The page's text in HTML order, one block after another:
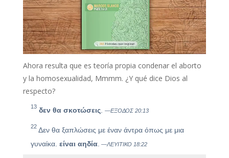
Ahora resulta que es teoría propia condenar el aborto
y la homosexualidad, Mmmm. ¿Y qué dice Dios al
respecto?
13δεν θα σκοτώσεις. —ΕΞΟΔΟΣ 20:13
22 Δεν θα ξαπλώσεις με έναν άντρα όπως με μια
γυναίκα. είναι αηδία. —ΛΕΥΙΤΙΚΟ 18:22